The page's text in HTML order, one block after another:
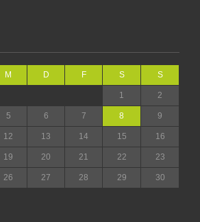
M D F S S
1 2
5 6 7 8 9
12 13 14 15 16
19 20 21 22 23
26 27 28 29 30